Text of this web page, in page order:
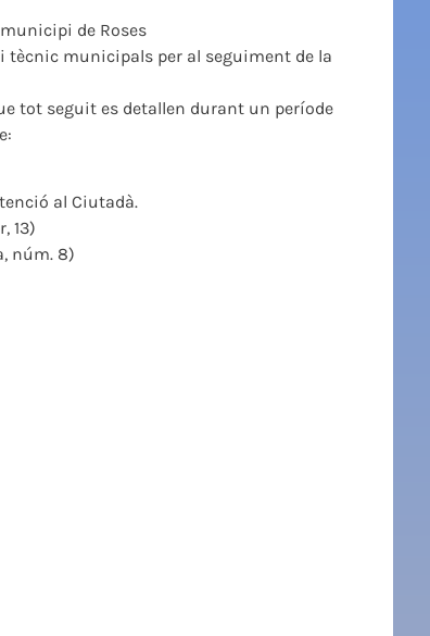
de Roses
tècnic municipals per al seguiment de la
tot seguit es detallen durant un període
al Ciutadà.
13)
núm. 8)